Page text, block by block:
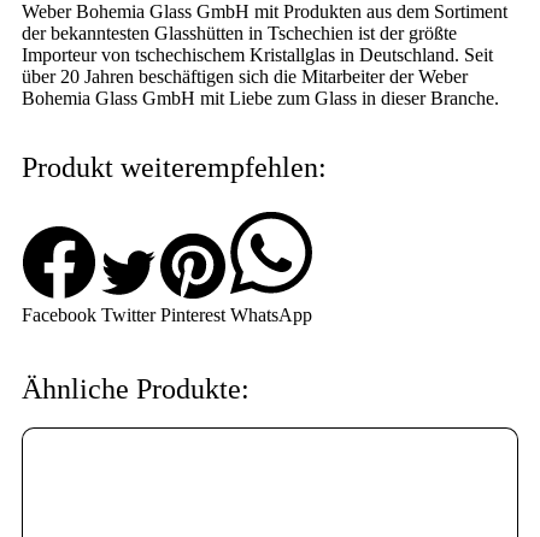
Weber Bohemia Glass GmbH mit Produkten aus dem Sortiment
der bekanntesten Glasshütten in Tschechien ist der größte
Importeur von tschechischem Kristallglas in Deutschland. Seit
über 20 Jahren beschäftigen sich die Mitarbeiter der Weber
Bohemia Glass GmbH mit Liebe zum Glass in dieser Branche.
Produkt weiterempfehlen:
Facebook Twitter Pinterest WhatsApp
Ähnliche Produkte: